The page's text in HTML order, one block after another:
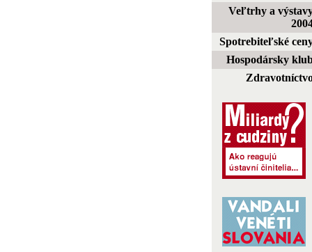
Veľtrhy a
Spotrebiteľské
Hospodársky